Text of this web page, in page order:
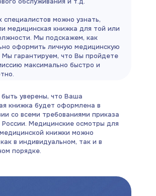
специалистов можно узнать,
медицинская книжка для той или
Мы подскажем, как
оформить личную медицинскую
Мы гарантируем, что Вы пройдете
максимально быстро и
уверены, что Ваша
книжка будет оформлена в
со всеми требованиями приказа
Медицинские осмотры для
книжки можно
в индивидуальном, так и в
порядке.